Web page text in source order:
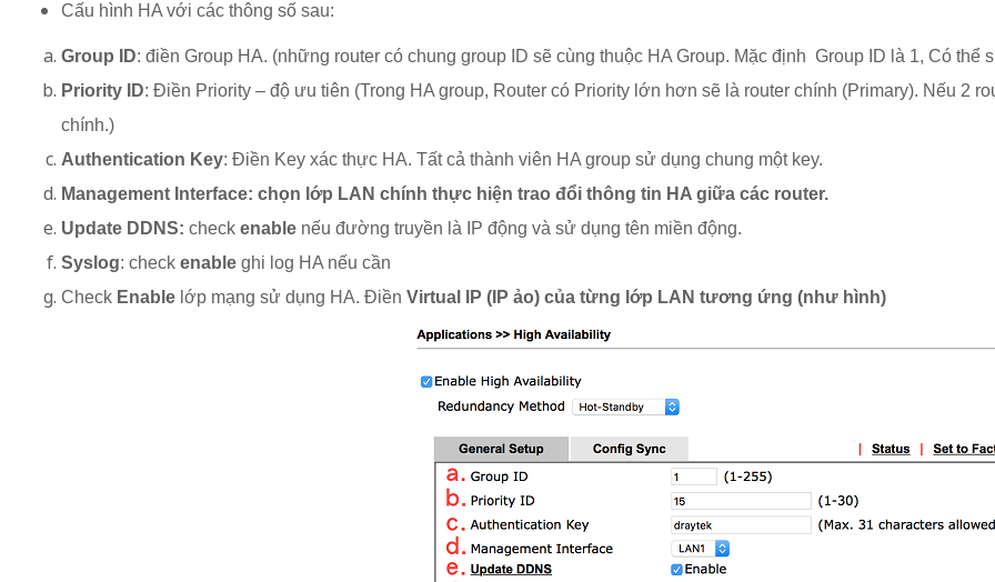
Cấu hình HA với các thông số sau:
Group ID: điền Group HA. (những router có chung group ID sẽ cùng thuộc HA Group. Mặc định Group ID là 1, Có thể
Priority ID: Điền Priority – độ ưu tiên (Trong HA group, Router có Priority lớn hơn sẽ là router chính (Primary). Nếu 2
chính.)
Authentication Key: Điền Key xác thực HA. Tất cả thành viên HA group sử dụng chung một key.
Management Interface: chọn lớp LAN chính thực hiện trao đổi thông tin HA giữa các router.
Update DDNS: check enable nếu đường truyền là IP động và sử dụng tên miền động.
Syslog: check enable ghi log HA nếu cần
Check Enable lớp mạng sử dụng HA. Điền Virtual IP (IP ảo) của từng lớp LAN tương ứng (như hình)